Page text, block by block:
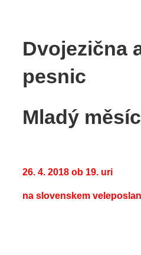
Dvojezična
pesnic
Mladý
26. 4. 2018 ob 19. uri
na slovenskem